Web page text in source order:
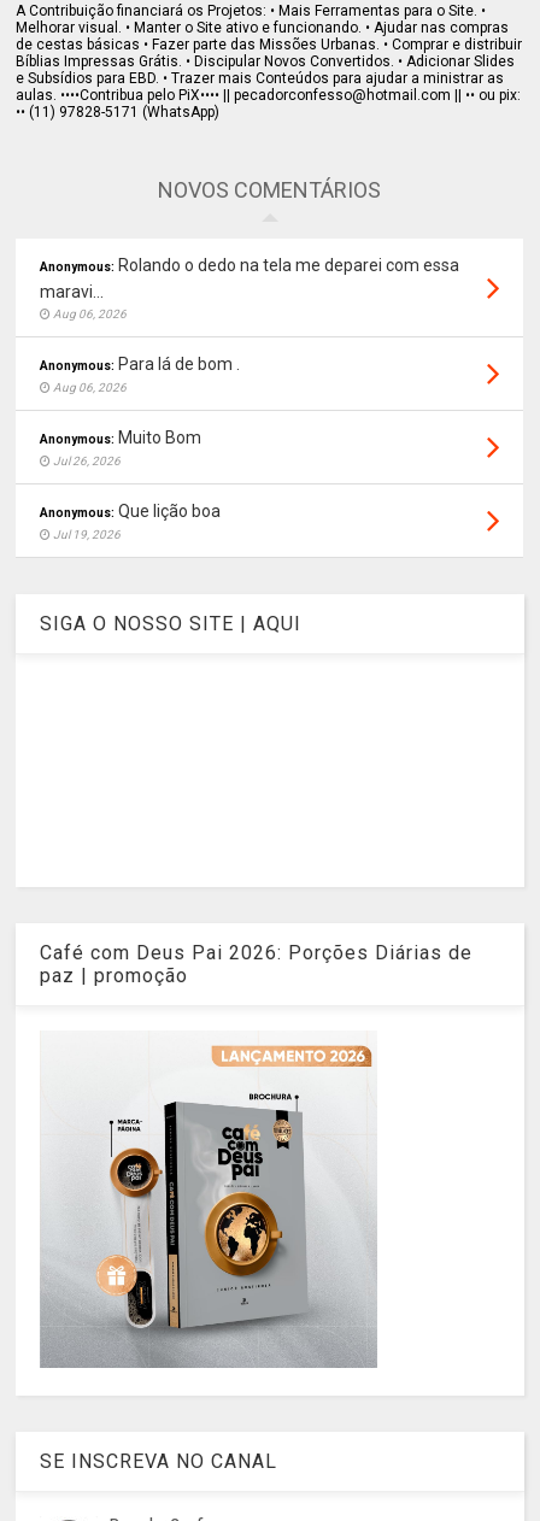
A Contribuição financiará os Projetos: • Mais Ferramentas para o Site. •
Melhorar visual. • Manter o Site ativo e funcionando. • Ajudar nas compras
de cestas básicas • Fazer parte das Missões Urbanas. • Comprar e distribuir
Bíblias Impressas Grátis. • Discipular Novos Convertidos. • Adicionar Slides
e Subsídios para EBD. • Trazer mais Conteúdos para ajudar a ministrar as
aulas. ••••Contribua pelo PiX•••• || pecadorconfesso@hotmail.com || •• ou pix:
•• (11) 97828-5171 (WhatsApp)
NOVOS COMENTÁRIOS
Anonymous: Rolando o dedo na tela me deparei com essa
maravi...
Aug 06, 2026
Anonymous: Para lá de bom .
Aug 06, 2026
Anonymous: Muito Bom
Jul 26, 2026
Anonymous: Que lição boa
Jul 19, 2026
SIGA O NOSSO SITE | AQUI
Café com Deus Pai 2026: Porções Diárias de
paz | promoção
SE INSCREVA NO CANAL